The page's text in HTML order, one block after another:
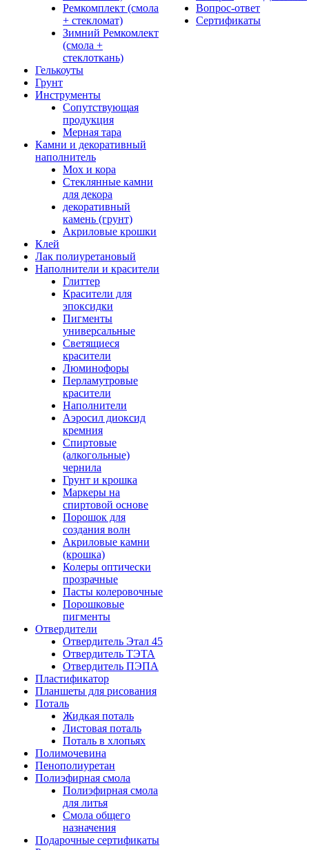
Ремкомплект (смола
+ стекломат)
Зимний Ремкомлект
(смола +
стеклоткань)
Гелькоуты
Грунт
Инструменты
Сопутствующая
продукция
Мерная тара
Камни и декоративный
наполнитель
Мох и кора
Стеклянные камни
для декора
декоративный
камень (грунт)
Акриловые крошки
Клей
Лак полиуретановый
Наполнители и красители
Глиттер
Красители для
эпоксидки
Пигменты
универсальные
Светящиеся
красители
Люминофоры
Перламутровые
красители
Наполнители
Аэросил диоксид
кремния
Спиртовые
(алкогольные)
чернила
Грунт и крошка
Маркеры на
спиртовой основе
Порошок для
создания волн
Акриловые камни
(крошка)
Колеры оптически
прозрачные
Пасты колеровочные
Порошковые
пигменты
Отвердители
Отвердитель Этал 45
Отвердитель ТЭТА
Отвердитель ПЭПА
Пластификатор
Планшеты для рисования
Поталь
Жидкая поталь
Листовая поталь
Поталь в хлопьях
Полимочевина
Пенополиуретан
Полиэфирная смола
Полиэфирная смола
для литья
Смола общего
назначения
Подарочные сертификаты
Вопрос-ответ
Сертификаты